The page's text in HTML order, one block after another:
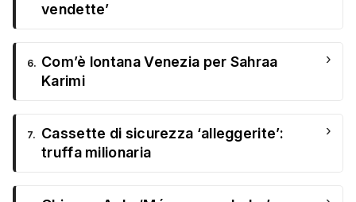
vendette’
6. Com’è lontana Venezia per Sahraa
Karimi
›
7. Cassette di sicurezza ‘alleggerite’:
truffa milionaria
›